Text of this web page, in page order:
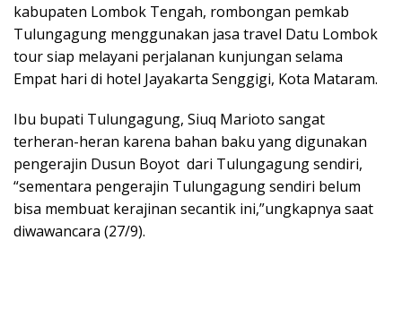
kabupaten Lombok Tengah, rombongan pemkab
Tulungagung menggunakan jasa travel Datu Lombok
tour siap melayani perjalanan kunjungan selama
Empat hari di hotel Jayakarta Senggigi, Kota Mataram.
Ibu bupati Tulungagung, Siuq Marioto sangat
terheran-heran karena bahan baku yang digunakan
pengerajin Dusun Boyot dari Tulungagung sendiri,
“sementara pengerajin Tulungagung sendiri belum
bisa membuat kerajinan secantik ini,”ungkapnya saat
diwawancara (27/9).